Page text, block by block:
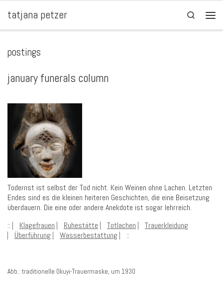
Zum Inhalt springen
tatjana petzer
Search
postings
january funerals column
Todernst ist selbst der Tod nicht. Kein Weinen ohne Lachen. Letzten
Endes sind es die kleinen heiteren Geschichten, die eine Beisetzung
überdauern. Die eine oder andere Anekdote ist sogar lehrreich.
:: ⎸ Klagefrauen ⎸ Ruhestätte ⎸ Totlachen ⎸ Trauerkleidung
⎸ Überführung ⎸ Wasserbestattung ⎸::
Abb.: traditionelle Okuyi-Trauermaske, um 1930